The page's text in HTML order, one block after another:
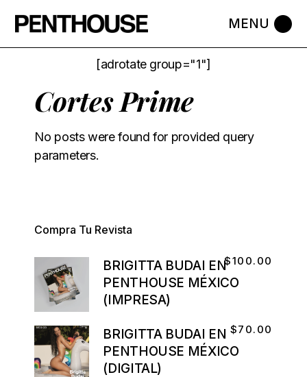
[adrotate group="1"]
Cortes Prime
No posts were found for provided query
parameters.
Compra Tu Revista
BRIGITTA BUDAI EN
PENTHOUSE MÉXICO
(IMPRESA)
$100.00
BRIGITTA BUDAI EN
PENTHOUSE MÉXICO
(DIGITAL)
$70.00